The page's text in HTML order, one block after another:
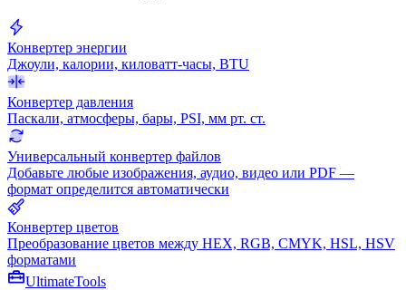
Конвертер энергии
Джоули, калории, киловатт-часы, BTU
Конвертер давления
Паскали, атмосферы, бары, PSI, мм рт. ст.
Универсальный конвертер файлов
Добавьте любые изображения, аудио, видео или PDF —
формат определится автоматически
Конвертер цветов
Преобразование цветов между HEX, RGB, CMYK, HSL, HSV
форматами
UltimateTools